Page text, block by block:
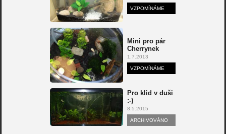
VZPOMÍNÁME
Mini pro pár
Cherrynek
1.7.2013
VZPOMÍNÁME
Pro klid v duši
:-)
8.5.2015
ARCHIVOVÁNO